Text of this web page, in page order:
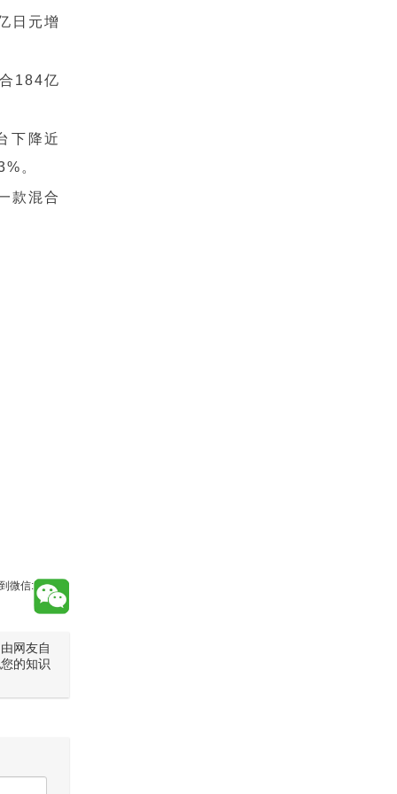
日元增
184亿
下降近
。
款混合
微信:
网友自
的知识